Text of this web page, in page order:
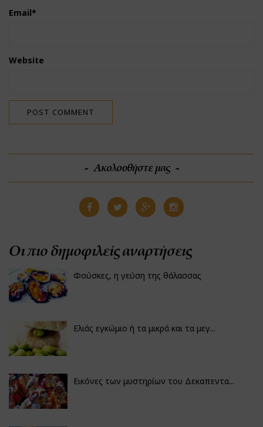
Email*
Website
Ακολουθήστε μας
Οι πιο δημοφιλείς αναρτήσεις
Φούσκες, η γεύση της θάλασσας
Ελιάς εγκώμιο ή τα μικρά και τα μεγ...
Εικόνες των μυστηρίων του Δεκαπεντα...